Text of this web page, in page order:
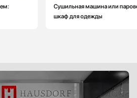
Сушильная машина или
шкаф для одежды